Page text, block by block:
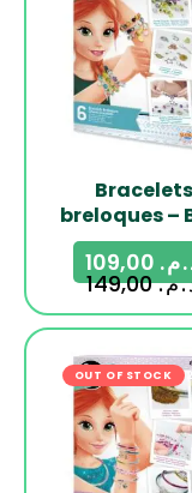
Bracelets
breloques –
149,00
OUT OF STOCK -